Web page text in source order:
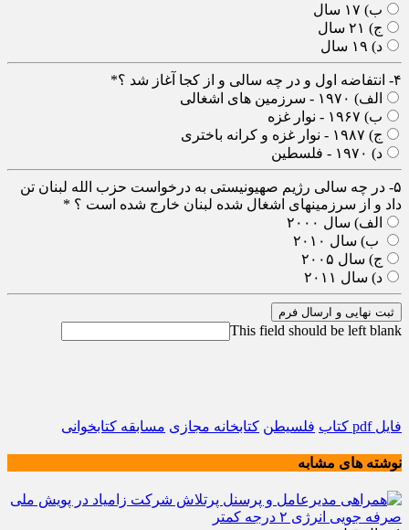
ب) ۱۷ سال
ج) ۲۱ سال
د) ۱۹ سال
۴- انتفاضه اول و در چه سالی و از کجا آغاز شد ؟
*
الف) ۱۹۷۰ - سرزمین های اشغالی
ب) ۱۹۶۷ - نوار غزه
ج) ۱۹۸۷ - نوار غزه و کرانه باختری
د) ۱۹۷۰ - فلسطین
۵- در چه سالی رژیم صهیونیستی به درخواست حزب الله لبنان تن
داد و از سرزمینهای اشغال شده لبنان خارج شده است ؟ *
الف) سال ۲۰۰۰
ب) سال ۲۰۱۰
ج) سال ۲۰۰۵
د) سال ۲۰۱۱
ثبت نهایی و ارسال فرم
This field should be left blank
فایل pdf کتاب فلسیطن کتابخانه مجازی مسابقه کتابخوانی
نوشته های مشابه